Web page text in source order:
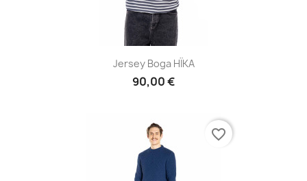
Jersey Boga HÏKA
90,00 €
favorite_border